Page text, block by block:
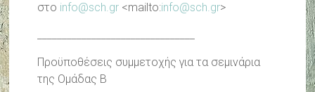
στο info@sch.gr <mailto:info@sch.gr>
Προϋποθέσεις συμμετοχής για τα σεμινάρια
της Ομάδας Β